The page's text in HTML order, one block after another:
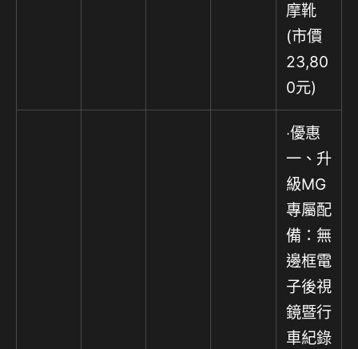
摩靴
(市價
23,80
0元)
‧優惠
一、升
級MG
專屬配
備：無
邊框電
子後視
鏡暨行
車紀錄